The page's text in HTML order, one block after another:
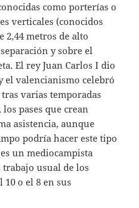
como porterías o
verticales (conocidos
2,44 metros de alto
y sobre el
El rey Juan Carlos I dio
el valencianismo celebró
varias temporadas
pases que crean
asistencia, aunque
podría hacer este tipo
un mediocampista
usual de los
10 o el 8 en sus